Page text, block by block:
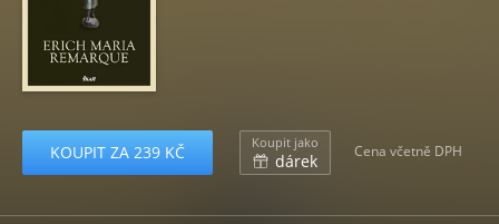
KOUPIT ZA 239 KČ Koupit jako
dárek Cena včetně DPH